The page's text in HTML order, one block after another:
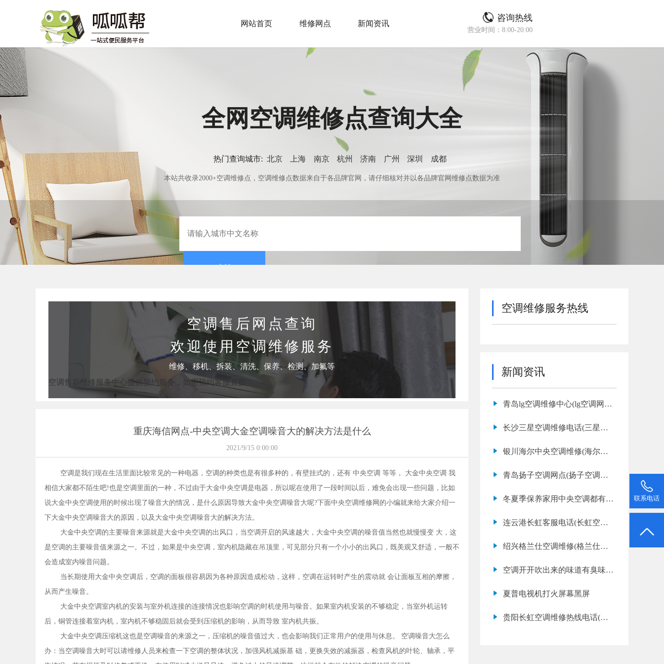
网站首页 维修网点 新闻资讯
咨询热线
营业时间：8:00-20:00
全网空调维修点查询大全
热门查询城市: 北京 上海 南京 杭州 济南 广州 深圳 成都
本站共收录2000+空调维修点，空调维修点数据来自于各品牌官网，请仔细核对并以各品牌官网维修点数据为准
空调售后网点查询
欢迎使用空调维修服务
维修、移机、拆装、清洗、保养、检测、加氟等
空调售后维修服务中心提供预约服务，如需预约客服直拨：
重庆海信网点-中央空调大金空调噪音大的解决方法是什么
2021/9/15 0:00:00
空调是我们现在生活里面比较常见的一种电器，空调的种类也是有很多种的，有壁挂式的，还有 中央空调 等等， 大金中央空调 我
相信大家都不陌生吧!也是空调里面的一种，不过由于大金中央空调是电器，所以呢在使用了一段时间以后，难免会出现一些问题，比如
说大金中央空调使用的时候出现了噪音大的情况，是什么原因导致大金中央空调噪音大呢?下面中央空调维修网的小编就来给大家介绍一
下大金中央空调噪音大的原因，以及大金中央空调噪音大的解决方法。
大金中央空调的主要噪音来源就是大金中央空调的出风口，当空调开启的风速越大，大金中央空调的噪音值当然也就慢慢变 大，这
是空调的主要噪音值来源之一。不过，如果是中央空调，室内机隐藏在吊顶里，可见部分只有一个小小的出风口，既美观又舒适，一般不
会造成室内噪音问题。
当长期使用大金中央空调后，空调的面板很容易因为各种原因造成松动，这样，空调在运转时产生的震动就 会让面板互相的摩擦，
从而产生噪音。
大金中央空调室内机的安装与室外机连接的连接情况也影响空调的时机使用与噪音。如果室内机安装的不够稳定，当室外机运转
后，铜管连接着室内机，室内机不够稳固后就会受到压缩机的影响，从而导致 室内机共振。
大金中央空调压缩机这也是空调噪音的来源之一，压缩机的噪音值过大，也会影响我们正常用户的使用与休息。 空调噪音大怎么
办：当空调噪音大时可以请维修人员来检查一下空调的整体状况，加强风机减振基 础，更换失效的减振器，检查风机的叶轮、轴承，平
空调维修服务热线
新闻资讯
青岛lg空调维修中心(lg空调网点
长沙三星空调维修电话(三星空
银川海尔中央空调维修(海尔中
青岛扬子空调网点(扬子空调故
冬夏季保养家用中央空调都有那
连云港长虹客服电话(长虹空调
绍兴格兰仕空调维修(格兰仕空
空调开开吹出来的味道有臭味。
夏普电视机打火屏幕黑屏
贵阳长虹空调维修热线电话(长
联系电话